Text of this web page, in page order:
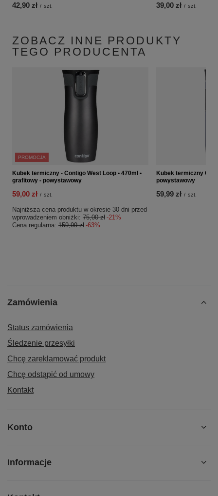
42,90 zł / szt. 39,00 zł / szt.
ZOBACZ INNE PRODUKTY
TEGO PRODUCENTA
PROMOCJA
Kubek termiczny - Contigo West Loop • 470ml •
grafitowy - powystawowy
59,00 zł / szt.
Najniższa cena produktu w okresie 30 dni przed
wprowadzeniem obniżki: 75,00 zł -21%
Cena regularna: 159,99 zł -63%
Kubek termiczny
powystawowy
59,99 zł / szt.
Zamówienia
Status zamówienia
Śledzenie przesyłki
Chcę zareklamować produkt
Chcę odstąpić od umowy
Kontakt
Konto
Informacje